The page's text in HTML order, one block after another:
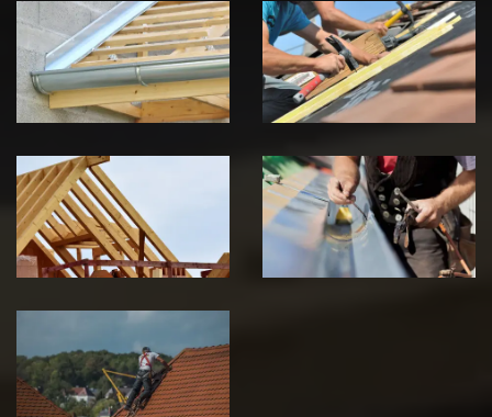
Pose de
Chéneau 39
Jura
Réparation de
toiture 39
Jura
Traitement de
charpente 39
Jura
Travaux de
zinguerie 39
Jura
Urgence fuite
de toiture 39
Jura